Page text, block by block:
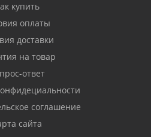
купить
оплаты
доставки
на товар
ответ
соглашение
сайта